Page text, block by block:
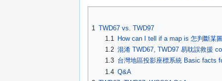
1 TWD67 vs. TWD97
1.1
How can I tell if a map is 怎判斷某
1.2 混淆 TWD67, TWD97 易耽誤救援
1.3 台灣地區投影座標系統 Basic facts
1.4 Q&A